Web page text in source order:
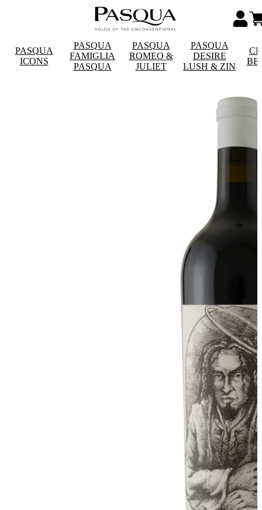
PASQUA
ICONS
PASQUA
FAMIGLIA
PASQUA
PASQUA
ROMEO &
JULIET
PASQUA
DESIRE
LUSH & ZIN